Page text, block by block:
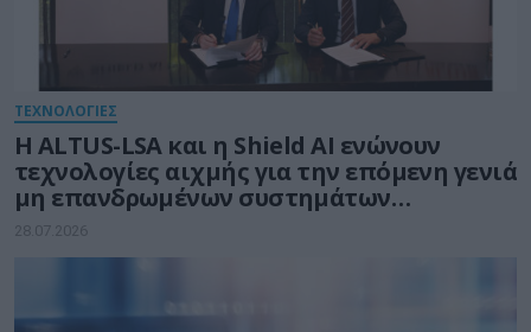
ΤΕΧΝΟΛΟΓΙΕΣ
Η ALTUS-LSA και η Shield AI ενώνουν
τεχνολογίες αιχμής για την επόμενη γενιά
μη επανδρωμένων συστημάτων
αεροσκαφών
28.07.2026